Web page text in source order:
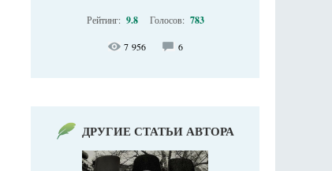
Рейтинг: 9.8 Голосов: 783
7 956 6
ДРУГИЕ СТАТЬИ АВТОРА